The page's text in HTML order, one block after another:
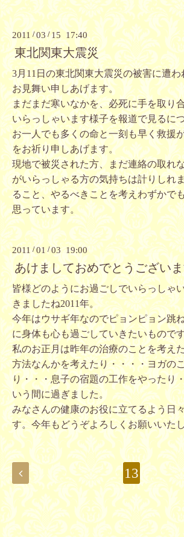
2011 /03 /15 17:40
東北関東大震災
3月11日の東北関東大震災の被害に遭
お見舞い申しあげます。
まだまだ寒いなかを、必死に手を取り
いらっしゃいます様子を報道で見るに
お一人でも多くの命と一刻も早く救援
をお祈り申しあげます。
現地で被災された方、まだ連絡の取れ
がいらっしゃる方の気持ちは計りしれ
ること、やるべきことを考えわずかで
思っています。
2011/01 /03 19:00
あけましておめでとうござい
皆様どのようにお過ごしでいらっしゃ
きましたね2011年。
今年はウサギ年なのでピョンピョン跳
に身体も心も過ごしていきたいもので
私のお正月は昨年の治療のことを考え
方法なんかを考えたり・・・・ヨガの
り・・・息子の宿題の工作をやったり
いう間に過ぎました。
みなさんの健康のお役に立てるよう日
す。今年もどうぞよろしくお願いいた
13